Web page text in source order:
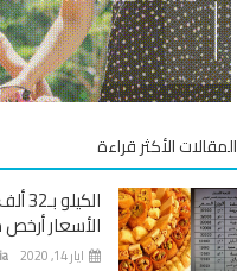
المقالات الأكثر قراءة
الأسعار
ايار 14, 2020